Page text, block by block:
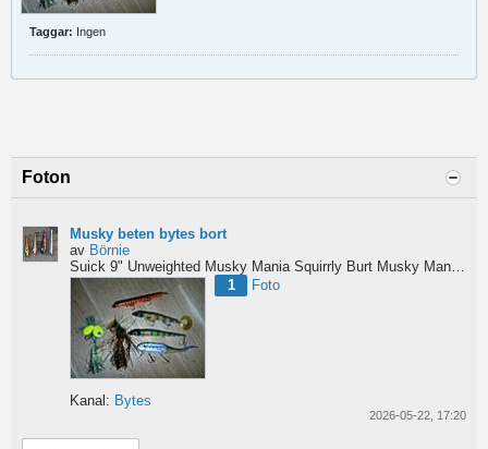
Taggar: Ingen
Foton
Musky beten bytes bort
av Börnie
Suick 9" Unweighted Musky Mania Squirrly Burt Musky Mania Burt
1
Foto
Kanal: Bytes
2026-05-22, 17:20